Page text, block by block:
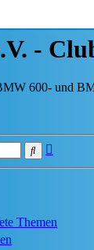
-
600- und
Suche
Themen